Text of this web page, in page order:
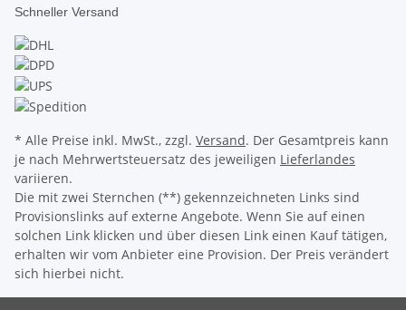
Schneller Versand
* Alle Preise inkl. MwSt., zzgl. Versand. Der Gesamtpreis kann
je nach Mehrwertsteuersatz des jeweiligen Lieferlandes
variieren.
Die mit zwei Sternchen (**) gekennzeichneten Links sind
Provisionslinks auf externe Angebote. Wenn Sie auf einen
solchen Link klicken und über diesen Link einen Kauf tätigen,
erhalten wir vom Anbieter eine Provision. Der Preis verändert
sich hierbei nicht.